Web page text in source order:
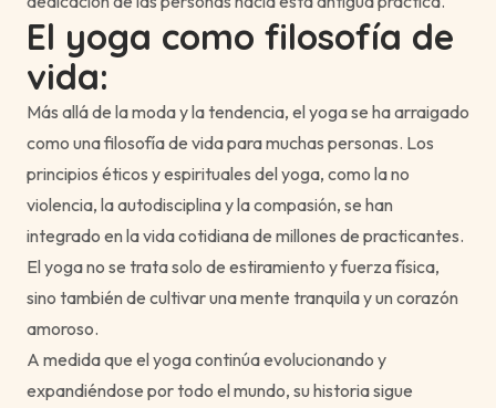
El yoga como filosofía de
vida:
Más allá de la moda y la tendencia, el yoga se ha arraigado
como una filosofía de vida para muchas personas. Los
principios éticos y espirituales del yoga, como la no
violencia, la autodisciplina y la compasión, se han
integrado en la vida cotidiana de millones de practicantes.
El yoga no se trata solo de estiramiento y fuerza física,
sino también de cultivar una mente tranquila y un corazón
amoroso.
A medida que el yoga continúa evolucionando y
expandiéndose por todo el mundo, su historia sigue